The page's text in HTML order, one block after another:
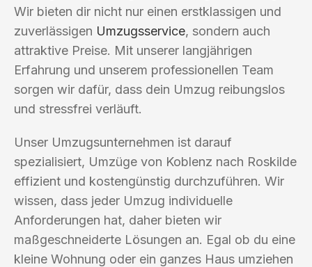
Wir bieten dir nicht nur einen erstklassigen und
zuverlässigen Umzugsservice, sondern auch
attraktive Preise. Mit unserer langjährigen
Erfahrung und unserem professionellen Team
sorgen wir dafür, dass dein Umzug reibungslos
und stressfrei verläuft.
Unser Umzugsunternehmen ist darauf
spezialisiert, Umzüge von Koblenz nach Roskilde
effizient und kostengünstig durchzuführen. Wir
wissen, dass jeder Umzug individuelle
Anforderungen hat, daher bieten wir
maßgeschneiderte Lösungen an. Egal ob du eine
kleine Wohnung oder ein ganzes Haus umziehen